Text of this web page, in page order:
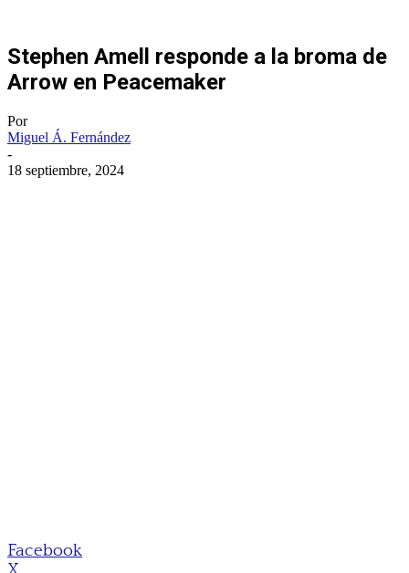
Stephen Amell responde a la broma de
Arrow en Peacemaker
Por
Miguel Á. Fernández
-
18 septiembre, 2024
Facebook